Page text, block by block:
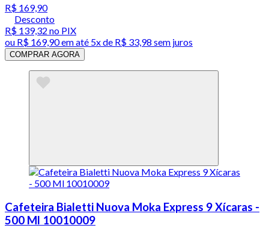
R$ 169,90
Desconto
R$ 139,32 no PIX
ou R$ 169,90em até 5x de R$ 33,98 sem juros
COMPRAR AGORA
Cafeteira Bialetti Nuova Moka Express 9 Xícaras -
500 Ml 10010009